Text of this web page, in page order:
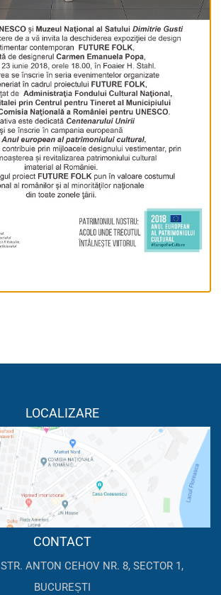
LOCALIZARE
CONTACT
STR. ANTON CEHOV NR. 8, SECTOR 1,
BUCUREȘTI